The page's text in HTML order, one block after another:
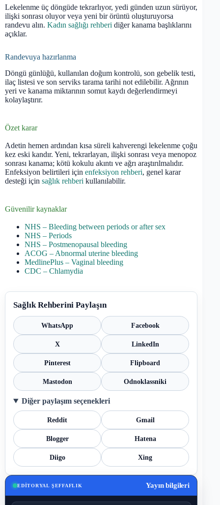
Lekelenme üç döngüde tekrarlıyor, yedi günden uzun sürüyor,
ilişki sonrası oluyor veya yeni bir örüntü oluşturuyorsa
randevu alın. Kadın sağlığı rehberi diğer kanama başlıklarını
açıklar.
Randevuya hazırlanma
Döngü günlüğü, kullanılan doğum kontrolü, son gebelik testi,
ilaç listesi ve son serviks tarama tarihi not edilebilir. Ağrının
yeri ve kanama miktarının somut kaydı değerlendirmeyi
kolaylaştırır.
Özet karar
Adetin hemen ardından kısa süreli kahverengi lekelenme çoğu
kez eski kandır. Yeni, tekrarlayan, ilişki sonrası veya menopoz
sonrası kanama; kötü kokulu akıntı ve ağrı araştırılmalıdır.
Enfeksiyon belirtileri için enfeksiyon rehberi, genel karar
desteği için sağlık rehberi kullanılabilir.
Güvenilir kaynaklar
NHS – Bleeding between periods or after sex
NHS – Periods
NHS – Postmenopausal bleeding
ACOG – Abnormal uterine bleeding
MedlinePlus – Vaginal bleeding
CDC – Chlamydia
Sağlık Rehberini Paylaşın
WhatsApp Facebook
X LinkedIn
Pinterest Flipboard
Mastodon Odnoklassniki
Diğer paylaşım seçenekleri
Reddit Gmail
Blogger Hatena
Diigo Xing
EDITORYAL ŞEFFAFLIK Yayın bilgileri